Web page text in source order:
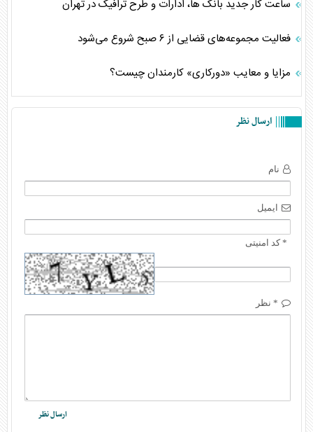
ساعت کار جدید بانک ها، ادارات و طرح ترافیک در تهران
فعالیت مجموعه‌های قضایی از ۶ صبح شروع می‌شود
مزایا و معایب «دورکاری» کارمندان چیست؟
ارسال نظر
نام
ایمیل
* کد امنیتی
* نظر